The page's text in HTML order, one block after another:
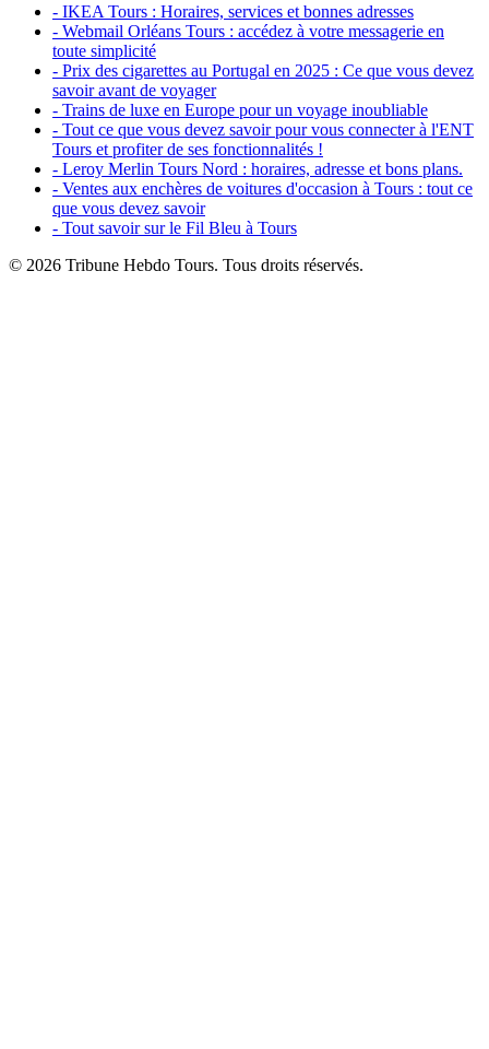
- IKEA Tours : Horaires, services et bonnes adresses
- Webmail Orléans Tours : accédez à votre messagerie en
toute simplicité
- Prix des cigarettes au Portugal en 2025 : Ce que vous devez
savoir avant de voyager
- Trains de luxe en Europe pour un voyage inoubliable
- Tout ce que vous devez savoir pour vous connecter à l'ENT
Tours et profiter de ses fonctionnalités !
- Leroy Merlin Tours Nord : horaires, adresse et bons plans.
- Ventes aux enchères de voitures d'occasion à Tours : tout ce
que vous devez savoir
- Tout savoir sur le Fil Bleu à Tours
© 2026 Tribune Hebdo Tours. Tous droits réservés.